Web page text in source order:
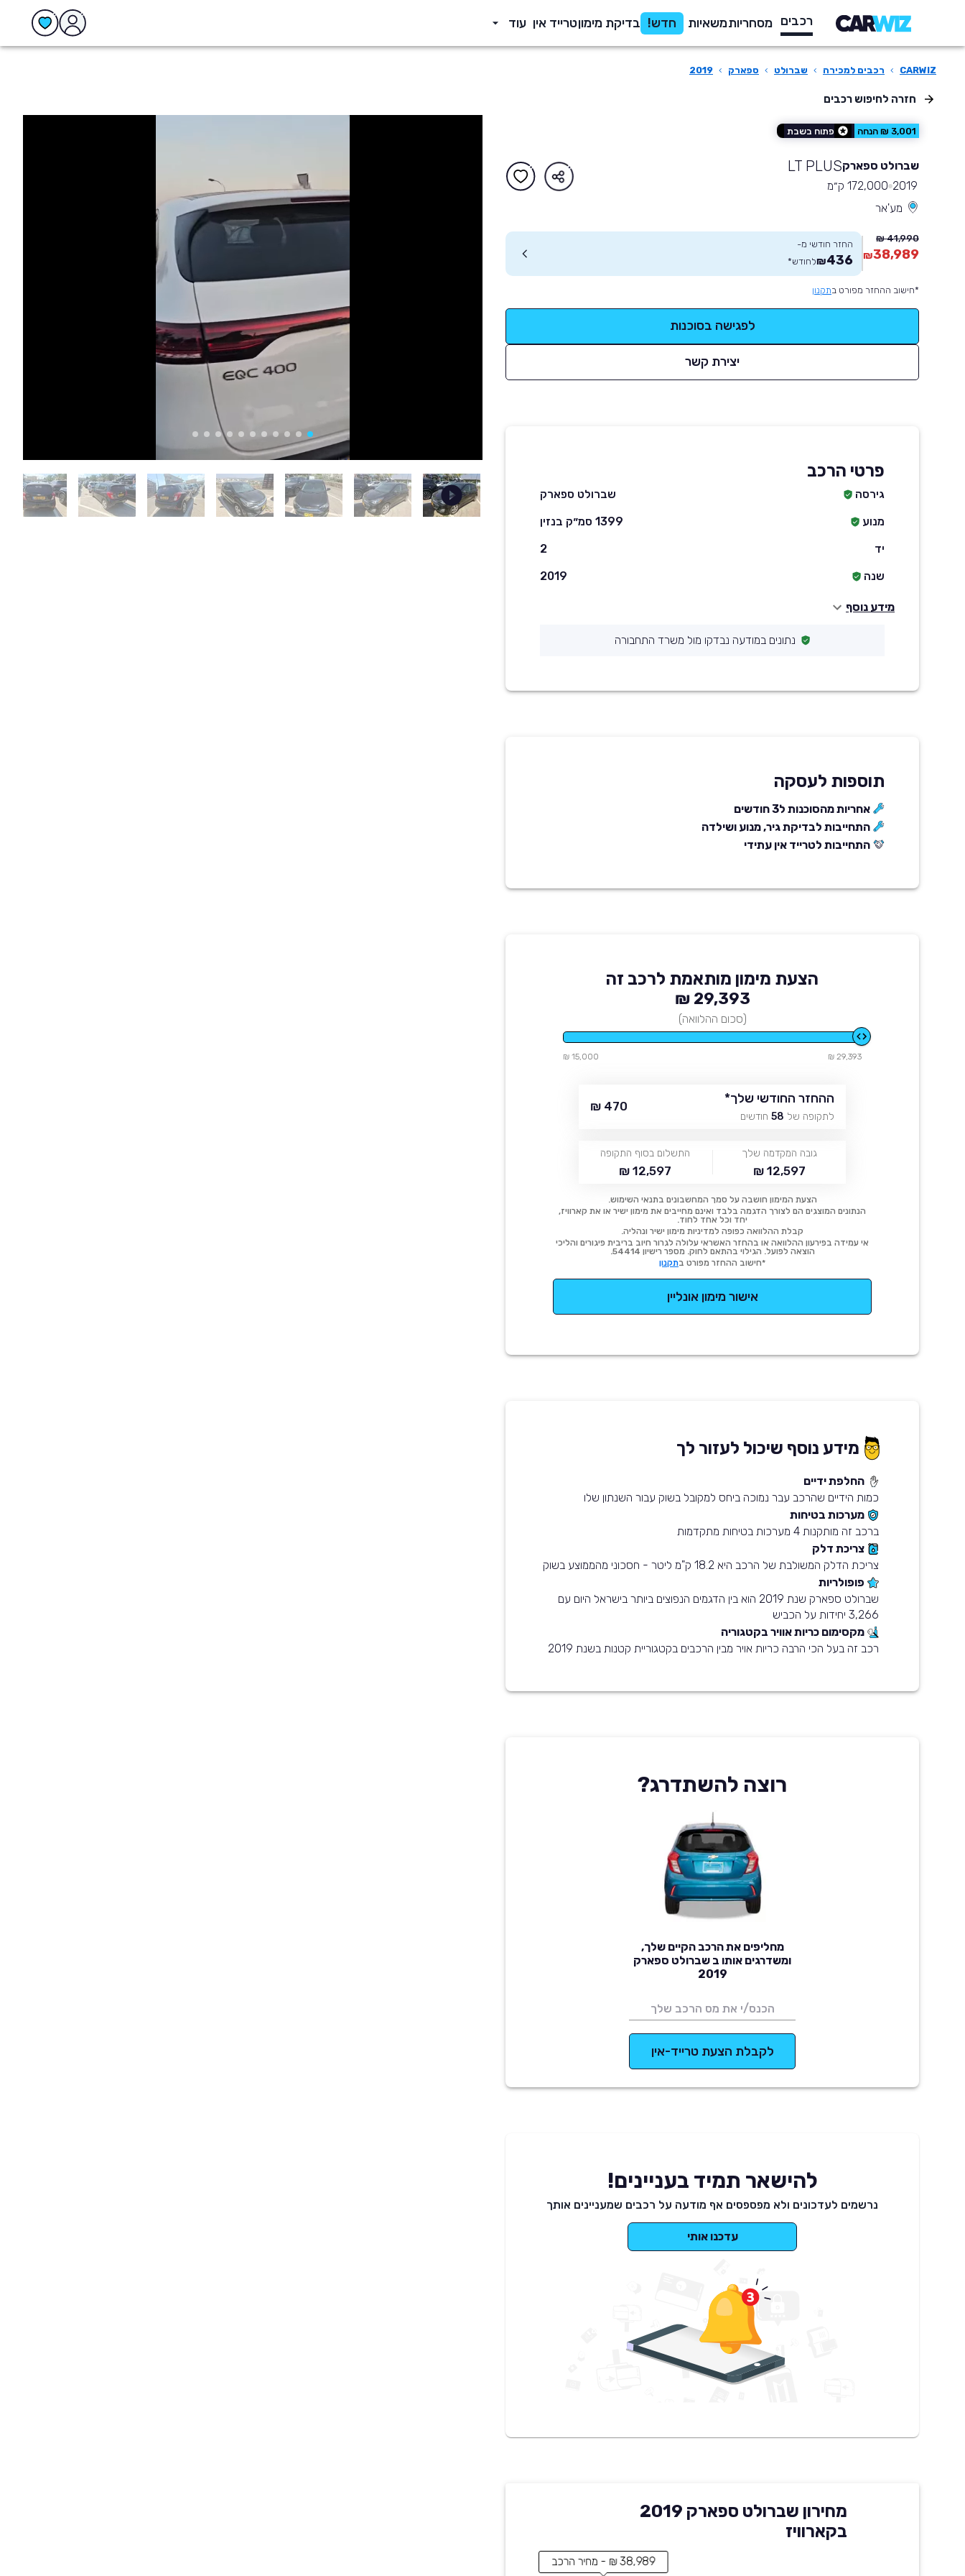
רכבים מסחריותמשאיות חדש! בדיקת מימוןטרייד אין עוד
CARWIZ
› רכבים למכירה › שברולט › ספארק ›
2019
חזרה לחיפוש רכבים
3,001 ₪ הנחה פתוח בשבת
שברולט ספארקLT PLUS
2019 172,000 ק״מ
מע'אר
41,990 ₪
38,989
₪
החזר חודשי מ-
436
₪לחודש*
*חישוב ההחזר מפורט בתקנון
לפגישה בסוכנות
יצירת קשר
פרטי הרכב
גירסה
שברולט ספארק
מנוע
1399 סמ״ק בנזין
יד
2
שנה
2019
מידע נוסף
נתונים במודעה נבדקו מול משרד התחבורה
תוספות לעסקה
אחריות מהסוכנות ל3 חודשים
התחייבות לבדיקת גיר, מנוע ושילדה
התחייבות לטרייד אין עתידי
הצעת מימון מותאמת לרכב זה
29,393 ₪
(סכום ההלוואה)
29,393 ₪
15,000 ₪
ההחזר החודשי שלך*
לתקופה של 58 חודשים
470 ₪
גובה המקדמה שלך
12,597 ₪
התשלום בסוף התקופה
12,597 ₪
הצעת המימון חושבה על סמך המחשבונים בתנאי השימוש.
הנתונים המוצגים הם לצורך הדגמה בלבד ואינם מחייבים את מימון ישיר או את קארוויז,
יחד וכל אחד לחוד.
קבלת ההלוואה כפופה למדיניות מימון ישיר ונהליה.
אי עמידה בפירעון ההלוואה או בהחזר האשראי עלולה לגרור חיוב בריבית פיגורים והליכי
הוצאה לפועל. הגילוי בהתאם לחוק. מספר רישיון 54414.
*חישוב ההחזר מפורט בתקנון
אישור מימון אונליין
מידע נוסף שיכול לעזור לך
החלפת ידיים
כמות הידיים שהרכב עבר נמוכה ביחס למקובל בשוק עבור השנתון שלו
מערכות בטיחות
ברכב זה מותקנות 4 מערכות בטיחות מתקדמות
צריכת דלק
צריכת הדלק המשולבת של הרכב היא 18.2 ק"מ ליטר - חסכוני מהממוצע בשוק
פופולריות
שברולט ספארק שנת 2019 הוא בין הדגמים הנפוצים ביותר בישראל היום עם
3,266 יחידות על הכביש
מקסימום כריות אוויר בקטגוריה
רכב זה בעל הכי הרבה כריות אויר מבין הרכבים בקטגוריית קטנות בשנת 2019
רוצה להשתדרג?
מחליפים את הרכב הקיים שלך,
ומשדרגים אותו ב שברולט ספארק
2019
לקבלת הצעת טרייד-אין
להישאר תמיד בעניינים!
נרשמים לעדכונים ולא מפספסים אף מודעה על רכבים שמעניינים אותך
עדכנו אותי
מחירון שברולט ספארק 2019
בקארוויז
38,989 ₪ - מחיר הרכב